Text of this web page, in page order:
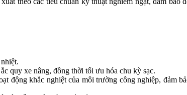
quy xe nâng, đồng thời tối ưu hóa chu kỳ sạc.
động khắc nghiệt của môi trường công nghiệp, đảm